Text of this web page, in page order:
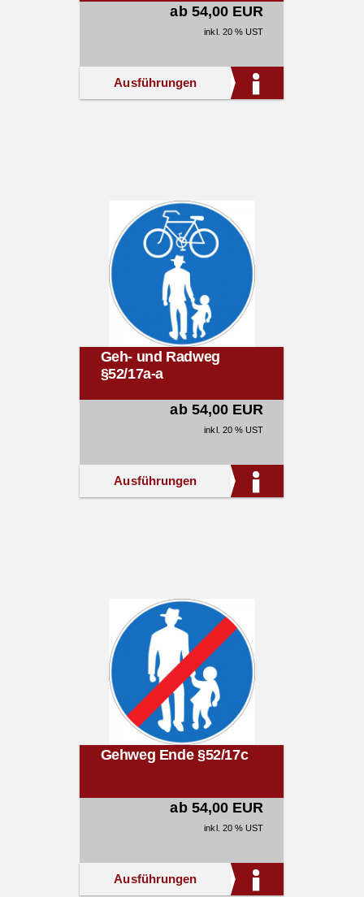
ab 54,00 EUR
inkl. 20 % UST
Ausführungen
Geh- und Radweg
§52/17a-a
ab 54,00 EUR
inkl. 20 % UST
Ausführungen
Gehweg Ende §52/17c
ab 54,00 EUR
inkl. 20 % UST
Ausführungen